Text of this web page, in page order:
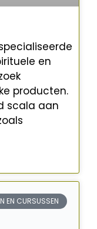
en
producten.
scala aan
EN CURSUSSEN